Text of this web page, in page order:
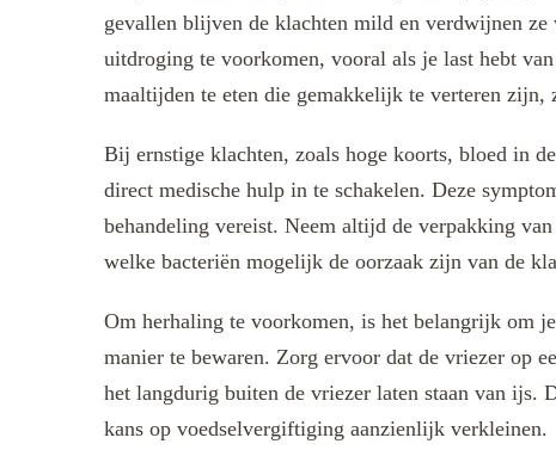
gevallen blijven de klachten mild en verdwijnen
uitdroging te voorkomen, vooral als je last hebt
maaltijden te eten die gemakkelijk te verteren zijn,
Bij ernstige klachten, zoals hoge koorts, bloed in
direct medische hulp in te schakelen. Deze
behandeling vereist. Neem altijd de verpakking
welke bacteriën mogelijk de oorzaak zijn van de
Om herhaling te voorkomen, is het belangrijk om
manier te bewaren. Zorg ervoor dat de vriezer op
het langdurig buiten de vriezer laten staan van ijs.
kans op voedselvergiftiging aanzienlijk verkleinen.